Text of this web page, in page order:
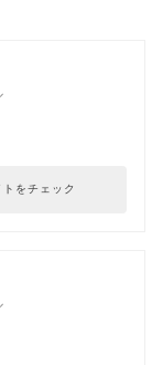
をチェック